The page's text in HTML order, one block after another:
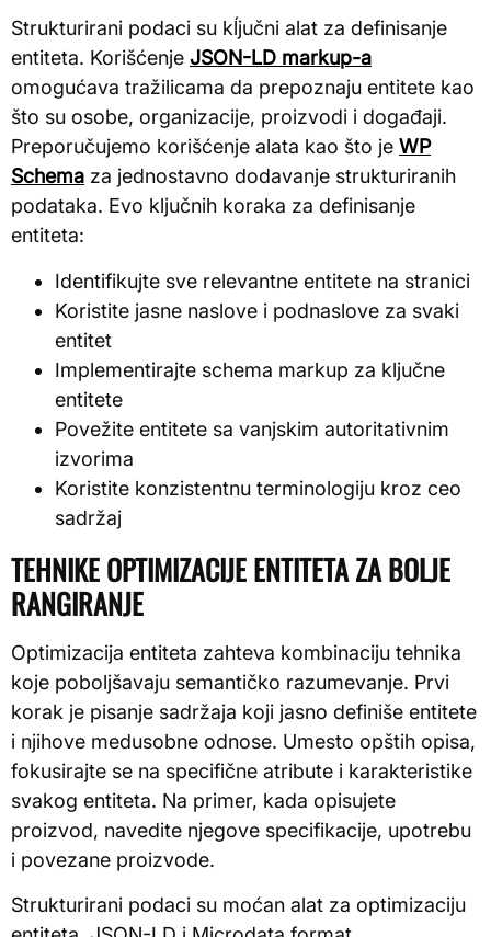
Strukturirani podaci su kĺjučni alat za definisanje
entiteta. Korišćenje JSON-LD markup-a
omogućava tražilicama da prepoznaju entitete kao
što su osobe, organizacije, proizvodi i događaji.
Preporučujemo korišćenje alata kao što je WP
Schema za jednostavno dodavanje strukturiranih
podataka. Evo ključnih koraka za definisanje
entiteta:
Identifikujte sve relevantne entitete na stranici
Koristite jasne naslove i podnaslove za svaki
entitet
Implementirajte schema markup za ključne
entitete
Povežite entitete sa vanjskim autoritativnim
izvorima
Koristite konzistentnu terminologiju kroz ceo
sadržaj
TEHNIKE OPTIMIZACIJE ENTITETA ZA BOLJE
RANGIRANJE
Optimizacija entiteta zahteva kombinaciju tehnika
koje poboljšavaju semantičko razumevanje. Prvi
korak je pisanje sadržaja koji jasno definiše entitete
i njihove medusobne odnose. Umesto opštih opisa,
fokusirajte se na specifične atribute i karakteristike
svakog entiteta. Na primer, kada opisujete
proizvod, navedite njegove specifikacije, upotrebu
i povezane proizvode.
Strukturirani podaci su moćan alat za optimizaciju